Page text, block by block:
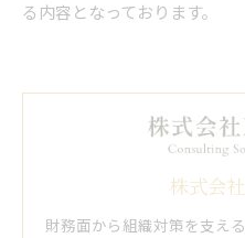
る内容となっております。
株式会
財務面から組織対策を支え